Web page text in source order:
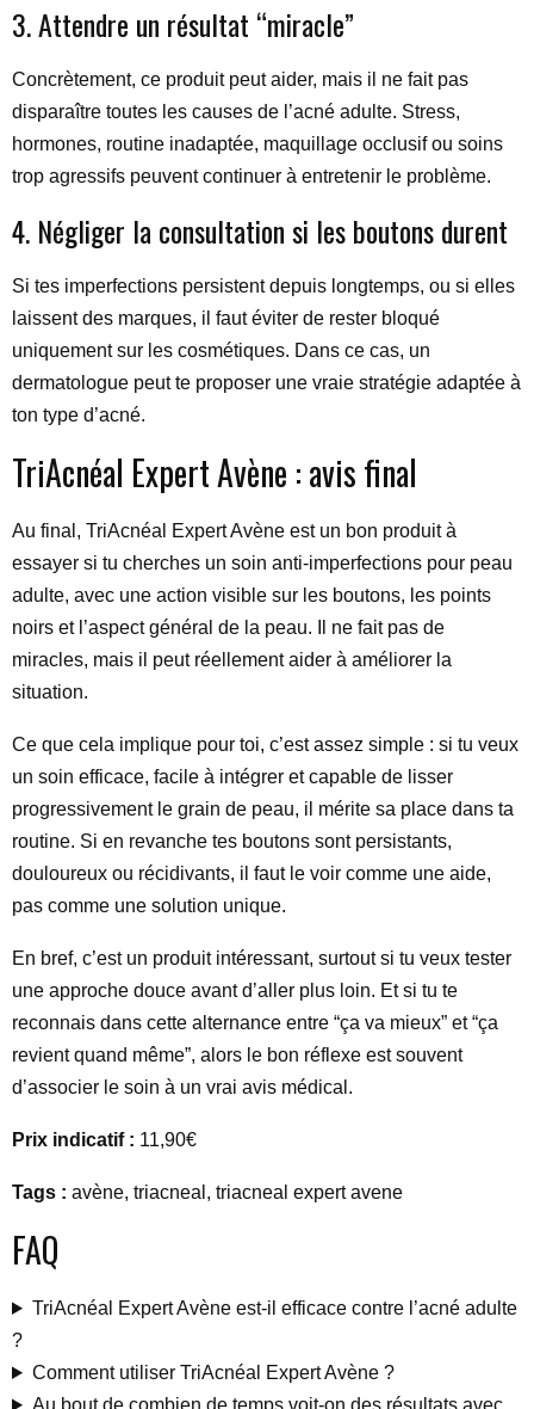
3. Attendre un résultat “miracle”
Concrètement, ce produit peut aider, mais il ne fait pas
disparaître toutes les causes de l’acné adulte. Stress,
hormones, routine inadaptée, maquillage occlusif ou soins
trop agressifs peuvent continuer à entretenir le problème.
4. Négliger la consultation si les boutons durent
Si tes imperfections persistent depuis longtemps, ou si elles
laissent des marques, il faut éviter de rester bloqué
uniquement sur les cosmétiques. Dans ce cas, un
dermatologue peut te proposer une vraie stratégie adaptée à
ton type d’acné.
TriAcnéal Expert Avène : avis final
Au final, TriAcnéal Expert Avène est un bon produit à
essayer si tu cherches un soin anti-imperfections pour peau
adulte, avec une action visible sur les boutons, les points
noirs et l’aspect général de la peau. Il ne fait pas de
miracles, mais il peut réellement aider à améliorer la
situation.
Ce que cela implique pour toi, c’est assez simple : si tu veux
un soin efficace, facile à intégrer et capable de lisser
progressivement le grain de peau, il mérite sa place dans ta
routine. Si en revanche tes boutons sont persistants,
douloureux ou récidivants, il faut le voir comme une aide,
pas comme une solution unique.
En bref, c’est un produit intéressant, surtout si tu veux tester
une approche douce avant d’aller plus loin. Et si tu te
reconnais dans cette alternance entre “ça va mieux” et “ça
revient quand même”, alors le bon réflexe est souvent
d’associer le soin à un vrai avis médical.
Prix indicatif : 11,90€
Tags : avène, triacneal, triacneal expert avene
FAQ
TriAcnéal Expert Avène est-il efficace contre l’acné adulte
?
Comment utiliser TriAcnéal Expert Avène ?
Au bout de combien de temps voit-on des résultats avec